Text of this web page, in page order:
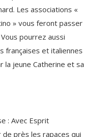
Les associations «
» vous feront passer
pourrez aussi
françaises et italiennes
la jeune Catherine et sa
: Avec Esprit
de près les rapaces qui